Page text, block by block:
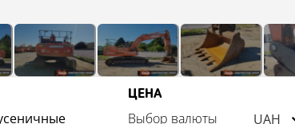
ЦЕНА
Выбор валюты
UAH